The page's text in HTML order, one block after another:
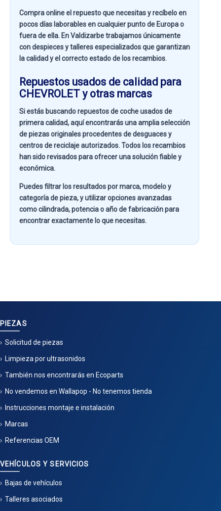
Compra online el repuesto que necesitas y recíbelo en
pocos días laborables en cualquier punto de Europa o
fuera de ella. EnValdizarbetrabajamos únicamente
con despieces y talleres especializados que garantizan
la calidad y el correcto estado de los recambios.
Repuestos usados de calidad para
CHEVROLET y otras marcas
Si estás buscandorepuestos de coche usados de
primera calidad, aquí encontrarás una amplia selección
de piezas originales procedentes de desguaces y
centros de reciclaje autorizados. Todos los recambios
han sido revisados para ofrecer una solución fiable y
económica.
Puedes filtrar los resultados pormarca, modelo y
categoría de pieza, y utilizar opciones avanzadas
comocilindrada, potencia o año de fabricaciónpara
encontrar exactamente lo que necesitas.
PIEZAS
Solicitud de piezas
Limpieza por ultrasonidos
También nos encontrarás en Ecoparts
No vendemos en Wallapop - No tenemos tienda
Instrucciones montaje e instalación
Marcas
Referencias OEM
VEHÍCULOS Y SERVICIOS
Bajas de vehículos
Talleres asociados